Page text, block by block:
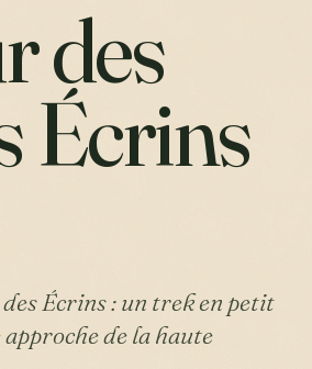
des
Écrins
Écrins : un trek en petit
de la haute